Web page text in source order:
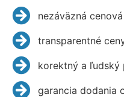
nezáväzná
transparentné
korektný a ľudský
garancia dodania